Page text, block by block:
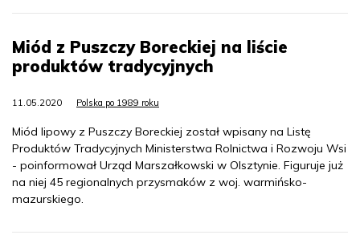
Miód z Puszczy Boreckiej na liście
produktów tradycyjnych
11.05.2020 Polska po 1989 roku
Miód lipowy z Puszczy Boreckiej został wpisany na Listę
Produktów Tradycyjnych Ministerstwa Rolnictwa i Rozwoju Wsi
- poinformował Urząd Marszałkowski w Olsztynie. Figuruje już
na niej 45 regionalnych przysmaków z woj. warmińsko-
mazurskiego.